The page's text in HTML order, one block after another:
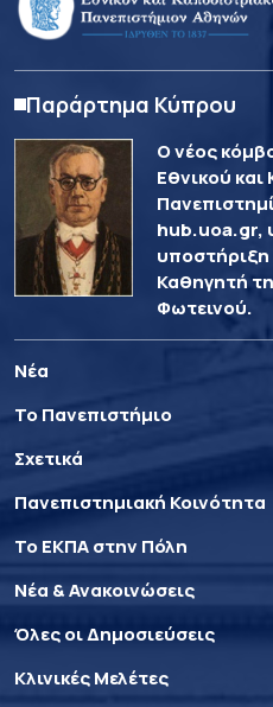
Παράρτημα Κύπρου
Ο νέος
Εθνικού
hub.uoa.gr,
Καθηγητή
Φωτεινού.
Νέα
Το Πανεπιστήμιο
Σχετικά
Πανεπιστημιακή Κοινότητα
Το ΕΚΠΑ στην Πόλη
Νέα & Ανακοινώσεις
Όλες οι Δημοσιεύσεις
Κλινικές Μελέτες